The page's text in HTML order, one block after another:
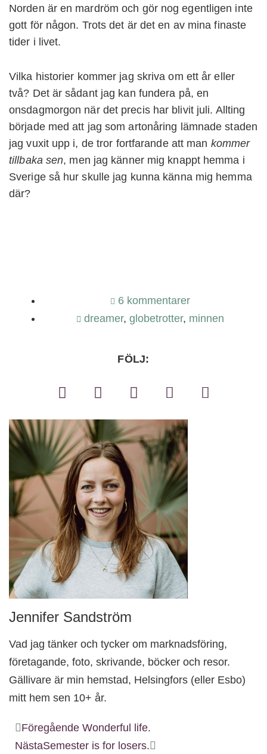
Norden är en mardröm och gör nog egentligen inte
gott för någon. Trots det är det en av mina finaste
tider i livet.
Vilka historier kommer jag skriva om ett år eller
två? Det är sådant jag kan fundera på, en
onsdagmorgon när det precis har blivit juli. Allting
började med att jag som artonåring lämnade staden
jag vuxit upp i, de tror fortfarande att man kommer
tillbaka sen, men jag känner mig knappt hemma i
Sverige så hur skulle jag kunna känna mig hemma
där?
6 kommentarer
dreamer, globetrotter, minnen
FÖLJ:
Jennifer Sandström
Vad jag tänker och tycker om marknadsföring,
företagande, foto, skrivande, böcker och resor.
Gällivare är min hemstad, Helsingfors (eller Esbo)
mitt hem sen 10+ år.
Föregående Wonderful life.
NästaSemester is for losers.